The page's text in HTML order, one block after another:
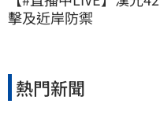
擊及近岸防禦
熱門新聞